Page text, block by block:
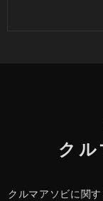
ク
クルマアソビに関